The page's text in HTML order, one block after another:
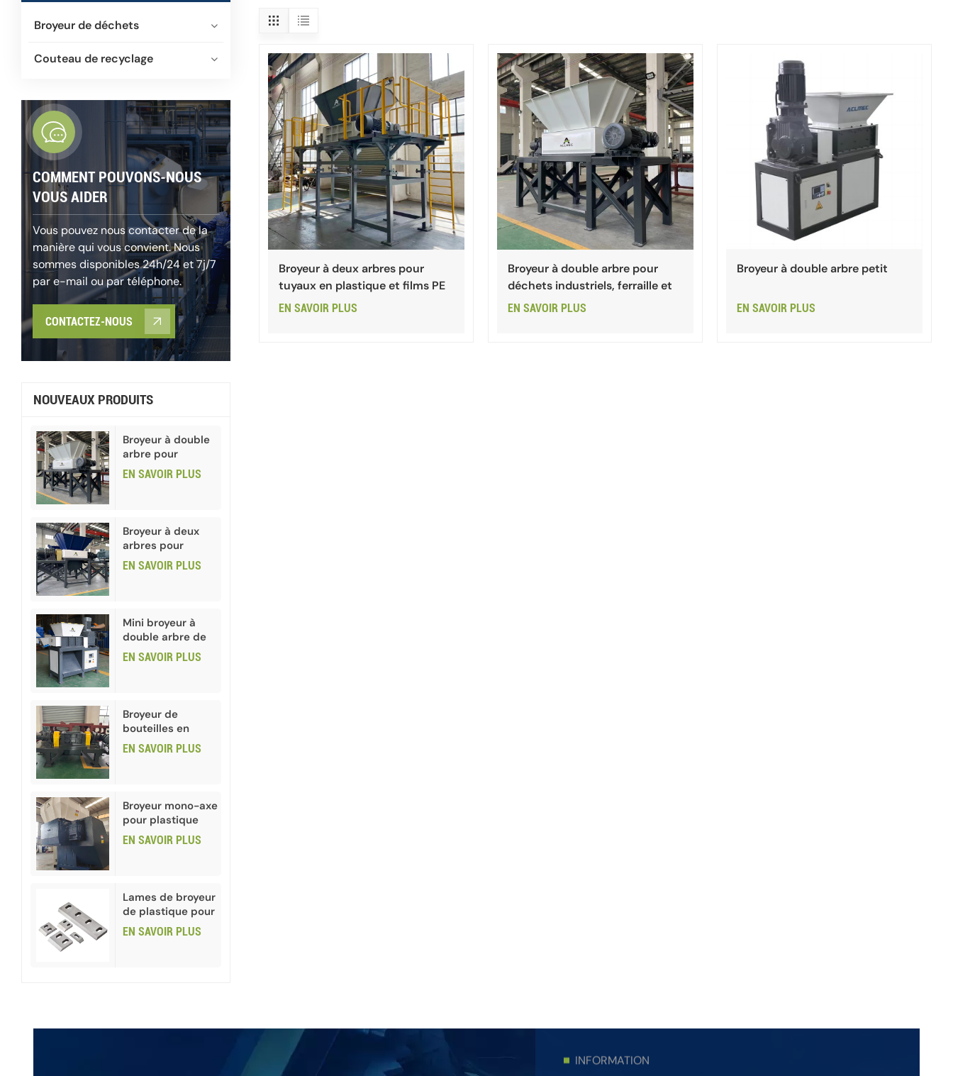
Broyeur de déchets
Couteau de recyclage
COMMENT POUVONS-NOUS
VOUS AIDER
Vous pouvez nous contacter de la
manière qui vous convient. Nous
sommes disponibles 24h/24 et 7j/7
par e-mail ou par téléphone.
CONTACTEZ-NOUS
NOUVEAUX PRODUITS
Broyeur à double
arbre pour
déchets
industriels,
métalliques
EN SAVOIR PLUS
Broyeur à deux
arbres pour
papier et carton
EN SAVOIR PLUS
Mini broyeur à
double arbre de
haute qualité
EN SAVOIR PLUS
Broyeur de
bouteilles en
verre usagées
pour le recyclage
EN SAVOIR PLUS
Broyeur mono-axe
pour plastique
PEHD et PVC
EN SAVOIR PLUS
Lames de broyeur
de plastique pour
le recyclage des
déchets
EN SAVOIR PLUS
Broyeur à deux arbres pour
tuyaux en plastique et films PE
EN SAVOIR PLUS
Broyeur à double arbre pour
déchets industriels, ferraille et
canettes métalliques
EN SAVOIR PLUS
Broyeur à double arbre petit
EN SAVOIR PLUS
INFORMATION